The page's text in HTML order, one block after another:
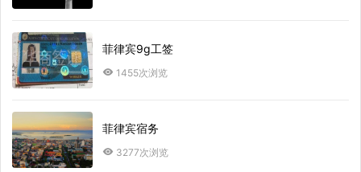
菲律宾9g工签
1455次浏览
菲律宾宿务
3277次浏览